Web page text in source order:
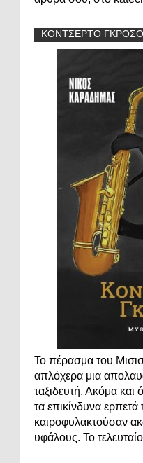
ΚΟΝΤΣΕΡΤΟ ΓΚΡΟΣΟ
Το πέρασμα του
απλόχερα μια
ταξιδευτή. Ακόμα και
τα επικίνδυνα
καιροφυλακτούσαν
υφάλους. Το τελευταίο